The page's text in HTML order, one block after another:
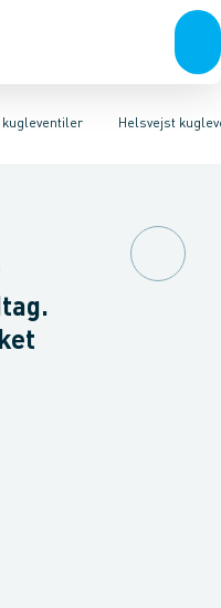
stål PlastIndustri
kugleventiler3-VejsHelsvejst
XHelsvejst kugleventiler